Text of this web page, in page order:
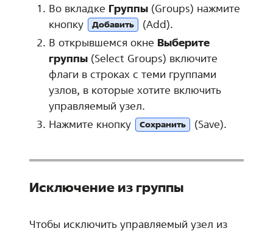
Во вкладке Группы (Groups) нажмите
кнопку
Добавить
(Add).
В открывшемся окне Выберите
группы (Select Groups) включите
флаги в строках с теми группами
узлов, в которые хотите включить
управляемый узел.
Нажмите кнопку
Сохранить (Save).
Исключение из группы
Чтобы исключить управляемый узел из